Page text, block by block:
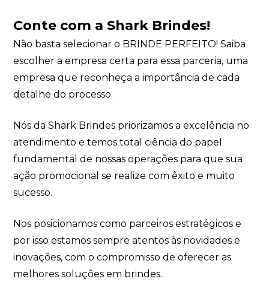
Conte com a Shark Brindes!
Não basta selecionar o BRINDE PERFEITO! Saiba
escolher a empresa certa para essa parceria, uma
empresa que reconheça a importância de cada
detalhe do processo.
Nós da Shark Brindes priorizamos a excelência no
atendimento e temos total ciência do papel
fundamental de nossas operações para que sua
ação promocional se realize com êxito e muito
sucesso.
Nos posicionamos como parceiros estratégicos e
por isso estamos sempre atentos às novidades e
inovações, com o compromisso de oferecer as
melhores soluções em brindes.